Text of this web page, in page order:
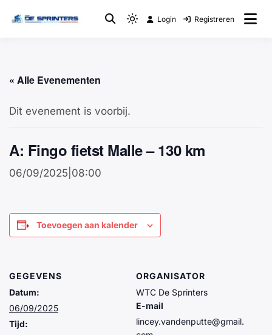
Fietsclub Login Registreren
« Alle Evenementen
Dit evenement is voorbij.
A: Fingo fietst Malle – 130 km
06/09/2025|08:00
Toevoegen aan kalender
GEGEVENS
Datum:
06/09/2025
Tijd:
ORGANISATOR
WTC De Sprinters
E-mail
lincey.vandenputte@gmail.